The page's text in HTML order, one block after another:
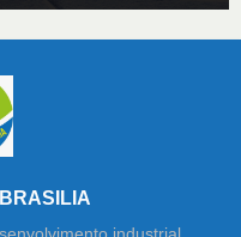
industrial,